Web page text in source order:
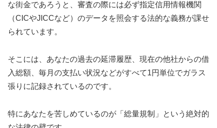
な街金であろうと、審査の際には必ず指定信用情報機関
（CICやJICCなど）のデータを照会する法的な義務が課せ
られています。
そこには、あなたの過去の延滞履歴、現在の他社からの借
入総額、毎月の支払い状況などがすべて1円単位でガラス
張りに記録されているのです。
特にあなたを苦しめているのが「総量規制」という絶対的